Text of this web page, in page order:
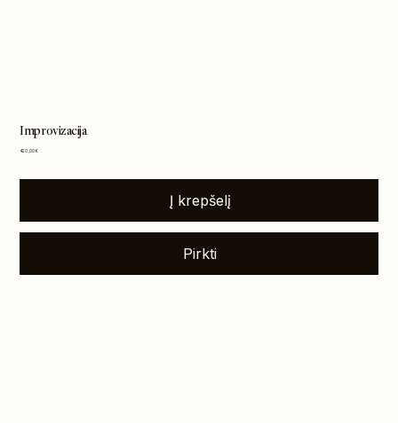
Improvizacija
Kaina
420,00 €
Į krepšelį
Pirkti